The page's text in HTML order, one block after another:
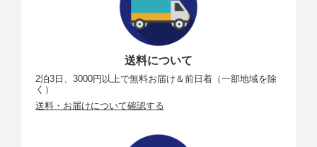
送料について
2泊3日、3000円以上で無料お届け＆前日着（一部地域を除
く）
送料・お届けについて確認する